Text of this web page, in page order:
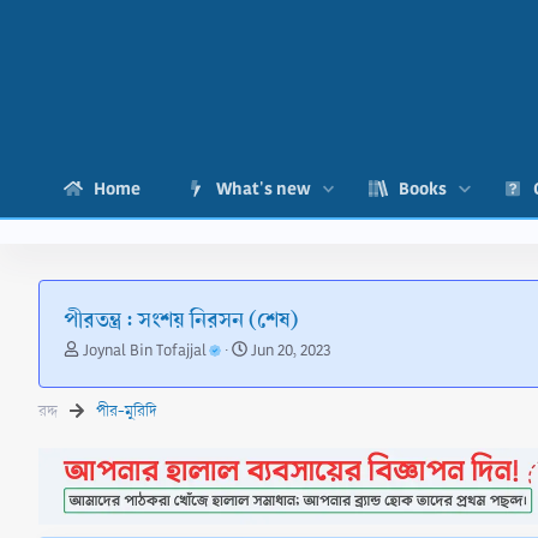
Home What's new Books
পীরতন্ত্র : সংশয় নিরসন (শেষ)
T
r
e
d
s
t
a
Joynal Bin Tofajjal
S
a
d
a
t
e
Jun 20, 2023
রদ্দ পীর-মুরিদি